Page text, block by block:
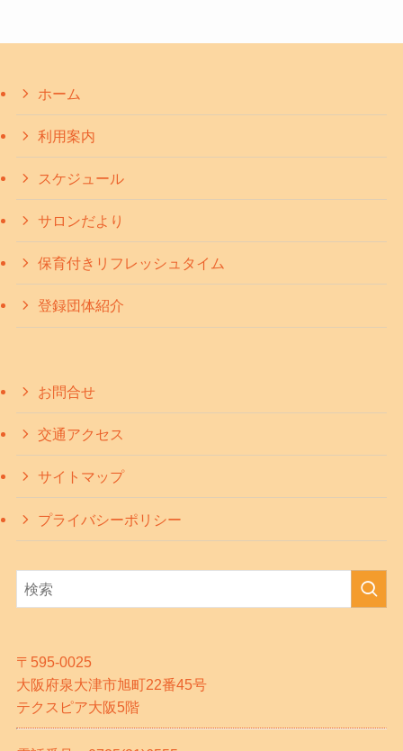
ホーム
利用案内
スケジュール
サロンだより
保育付きリフレッシュタイム
登録団体紹介
お問合せ
交通アクセス
サイトマップ
プライバシーポリシー
〒595-0025
大阪府泉大津市旭町22番45号
テクスピア大阪5階